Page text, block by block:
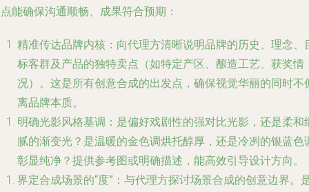
能确保沟通顺畅、成果符合预期：
精准传达品牌内核 ：向代理方清晰说明品牌的历史、理念、
标客群及产品的独特卖点（如特定产区、酿造工艺、获奖情
况）。这是所有创意合成的出发点，确保视觉华丽的同时不
离品牌本质。
明确光影风格基调 ：是偏好戏剧性的强对比光影，还是柔和
腻的渐变光？是温暖的金色调烘托醇厚，还是冷冽的银蓝色
彰显纯净？提供参考图或明确描述，能高效引导设计方向。
界定合成场景的“度” ：与代理方探讨场景合成的创意边界。